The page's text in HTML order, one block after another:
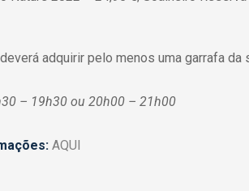
adquirir pelo menos uma garrafa da
– 19h30 ou 20h00 – 21h00
AQUI